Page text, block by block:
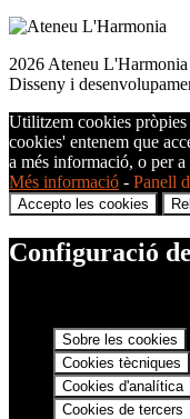
2026 Ateneu L'Harmonia
Disseny i
Utilitzem cookies
cookies' entenem que
a més informació, o per
Més informació - Panell
Accepto les cookies
Configuració
Sobre les cookies
Cookies tècniques
Cookies d'analítica
Cookies de tercers